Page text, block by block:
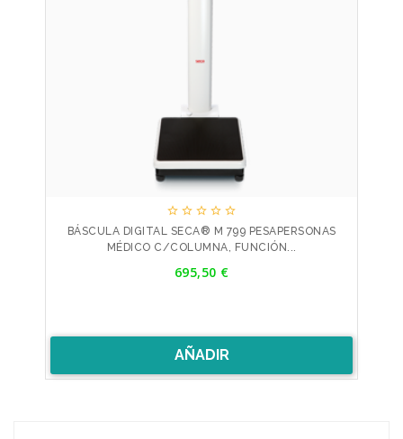
    
BÁSCULA DIGITAL SECA® M 799 PESAPERSONAS
MÉDICO C/COLUMNA, FUNCIÓN...
695,50 €
AÑADIR